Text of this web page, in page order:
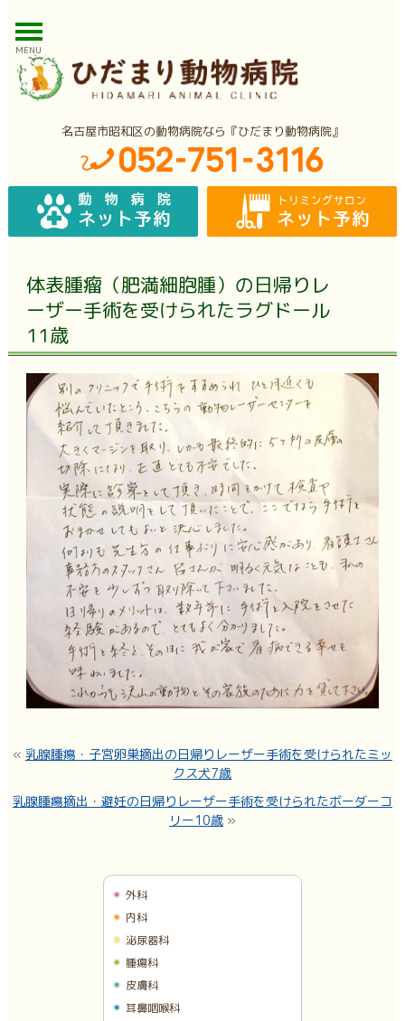
MENU
名古屋市昭和区の動物病院なら『ひだまり動物病院』
体表腫瘤（肥満細胞腫）の日帰りレ
ーザー手術を受けられたラグドール
11歳
« 乳腺腫瘍・子宮卵巣摘出の日帰りレーザー手術を受けられたミッ
クス犬7歳
乳腺腫瘍摘出・避妊の日帰りレーザー手術を受けられたボーダーコ
リー10歳»
外科
内科
泌尿器科
腫瘍科
皮膚科
耳鼻咽喉科